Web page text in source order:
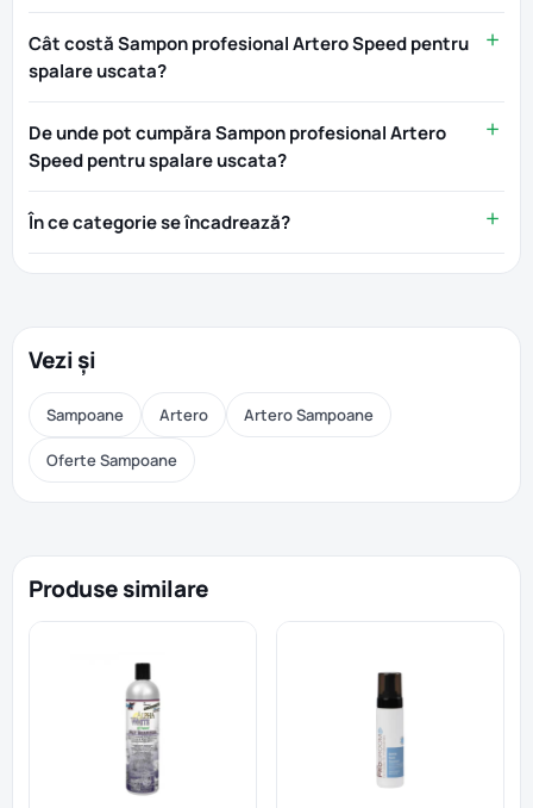
Cât costă Sampon profesional Artero Speed pentru
spalare uscata?
De unde pot cumpăra Sampon profesional Artero
Speed pentru spalare uscata?
În ce categorie se încadrează?
Vezi și
Sampoane Artero Artero Sampoane
Oferte Sampoane
Produse similare